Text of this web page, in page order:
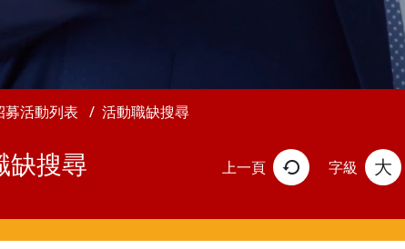
募活動列表 活動職缺搜尋
缺搜尋 上一頁 字級 大